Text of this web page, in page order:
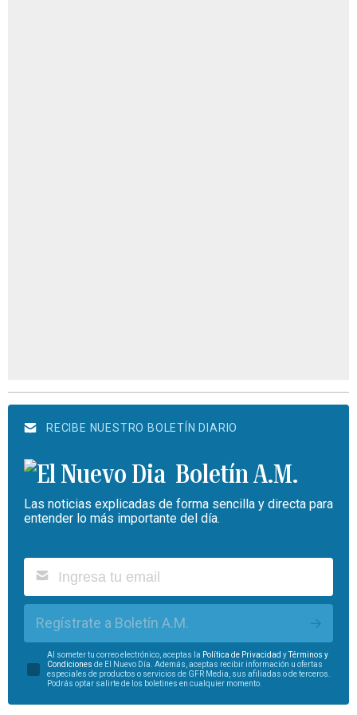
RECIBE NUESTRO BOLETÍN DIARIO
Boletín A.M.
Las noticias explicadas de forma sencilla y directa para
entender lo más importante del día.
Regístrate a Boletín A.M.
Al someter tu correo electrónico, aceptas la Política de Privacidad yTérminos y
Condiciones de El Nuevo Día. Además, aceptas recibir información u ofertas
especiales de productos o servicios de GFR Media, sus afiliadas o de terceros.
Podrás optar salirte de los boletines en cualquier momento.